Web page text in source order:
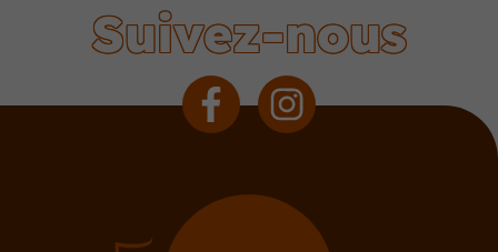
Suivez-nous